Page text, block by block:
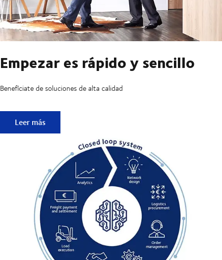
Empezar es rápido y sencillo
Benefíciate de soluciones de alta calidad
Empezar es rápido y sencillo
Leer más